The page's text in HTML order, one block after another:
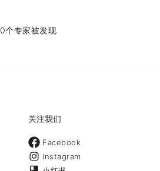
0个专家被发现
关注我们
Facebook
Instagram